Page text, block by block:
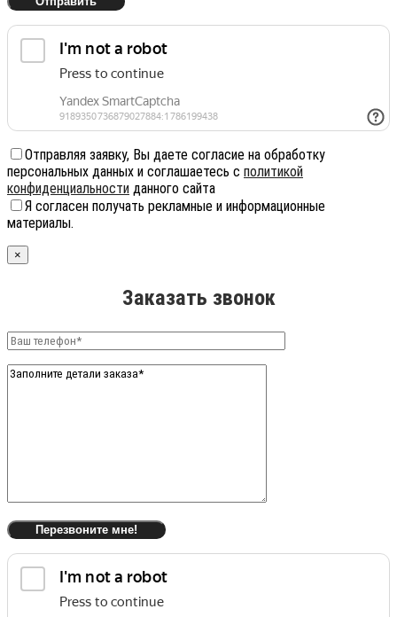
Отправляя заявку, Вы даете согласие на обработку
персональных данных и соглашаетесь с политикой
конфиденциальности данного сайта
Я согласен получать рекламные и информационные
материалы.
×
Заказать звонок